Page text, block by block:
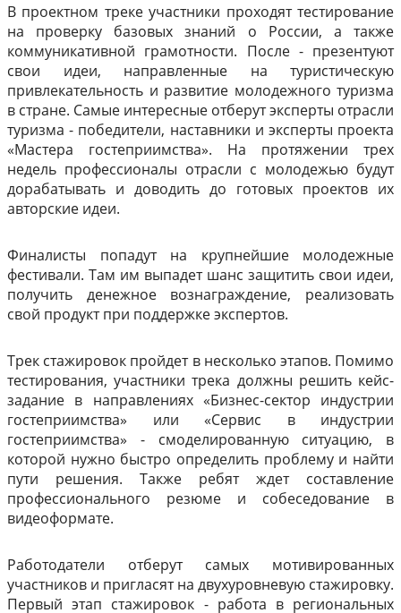
В проектном треке участники проходят тестирование
на проверку базовых знаний о России, а также
коммуникативной грамотности. После - презентуют
свои идеи, направленные на туристическую
привлекательность и развитие молодежного туризма
в стране. Самые интересные отберут эксперты отрасли
туризма - победители, наставники и эксперты проекта
«Мастера гостеприимства». На протяжении трех
недель профессионалы отрасли с молодежью будут
дорабатывать и доводить до готовых проектов их
авторские идеи.
Финалисты попадут на крупнейшие молодежные
фестивали. Там им выпадет шанс защитить свои идеи,
получить денежное вознаграждение, реализовать
свой продукт при поддержке экспертов.
Трек стажировок пройдет в несколько этапов. Помимо
тестирования, участники трека должны решить кейс-
задание в направлениях «Бизнес-сектор индустрии
гостеприимства» или «Сервис в индустрии
гостеприимства» - смоделированную ситуацию, в
которой нужно быстро определить проблему и найти
пути решения. Также ребят ждет составление
профессионального резюме и собеседование в
видеоформате.
Работодатели отберут самых мотивированных
участников и пригласят на двухуровневую стажировку.
Первый этап стажировок - работа в региональных